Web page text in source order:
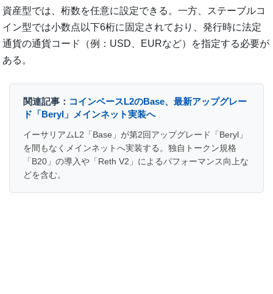
資産型では、桁数を任意に設定できる。一方、ステーブルコ
イン型では小数点以下6桁に固定されており、発行時に法定
通貨の通貨コード（例：USD、EURなど）を指定する必要が
ある。
関連記事： コインベースL2のBase、最新アップグレー
ド「Beryl」メインネット実装へ
イーサリアムL2「Base」が第2回アップグレード「Beryl」
を間もなくメインネットへ実装する。独自トークン規格
「B20」の導入や「Reth V2」によるパフォーマンス向上な
どを含む。